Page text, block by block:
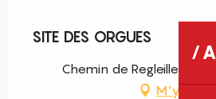
SITE DES ORGUES
Chemin de Regleilles,
M'y